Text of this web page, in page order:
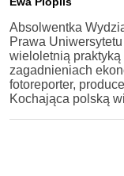
Absolwentka
Prawa
wieloletnią
zagadnieniach
fotoreporter,
Kochająca polską